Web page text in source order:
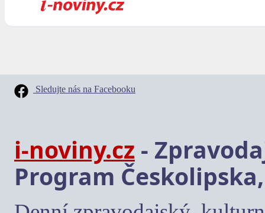
Sledujte nás na Facebooku
i-noviny.cz -
Program